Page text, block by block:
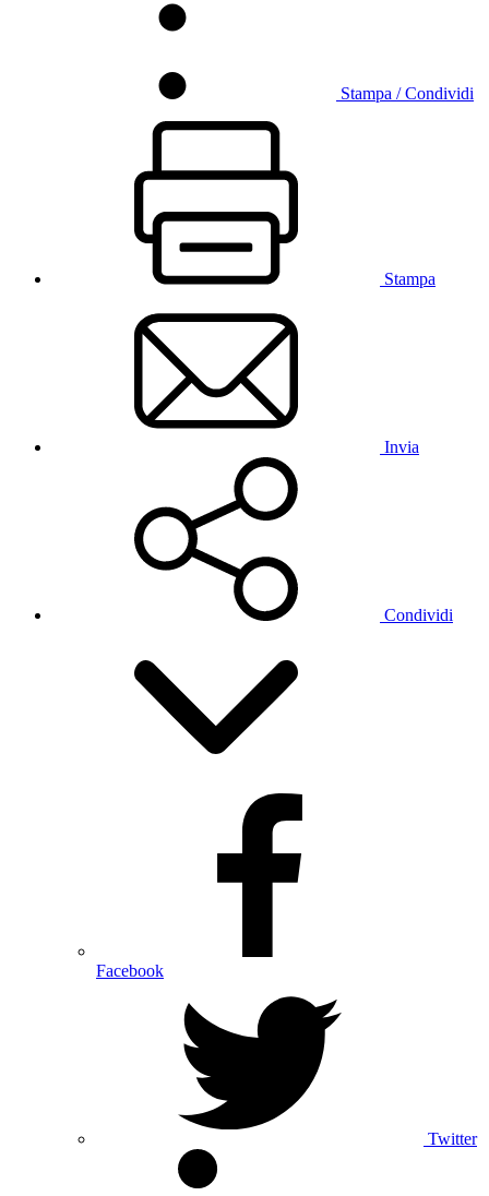
Stampa / Condividi
Stampa
Invia
Condividi
Facebook
Twitter